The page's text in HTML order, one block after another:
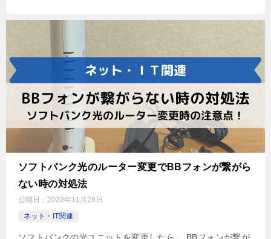
ソフトバンク光のルーター変更でBBフォンが繋がら
ない時の対処法
公開日： 2022年11月29日
ネット・IT関連